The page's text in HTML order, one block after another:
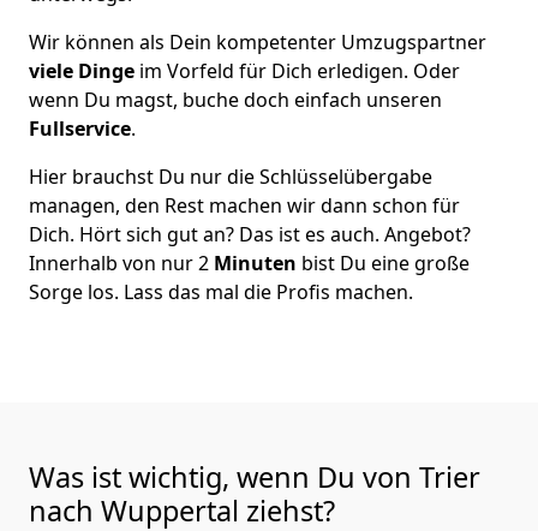
Wir können als Dein kompetenter Umzugspartner
viele Dinge im Vorfeld für Dich erledigen. Oder
wenn Du magst, buche doch einfach unseren
Fullservice.
Hier brauchst Du nur die Schlüsselübergabe
managen, den Rest machen wir dann schon für
Dich. Hört sich gut an? Das ist es auch. Angebot?
Innerhalb von nur 2 Minuten bist Du eine große
Sorge los. Lass das mal die Profis machen.
Was ist wichtig, wenn Du von Trier
nach Wuppertal ziehst?